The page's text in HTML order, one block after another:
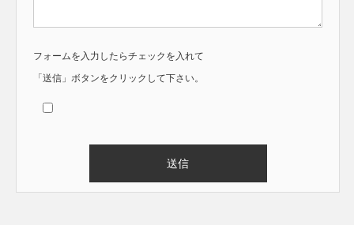
フォームを入力したらチェックを入れて
「送信」ボタンをクリックして下さい。